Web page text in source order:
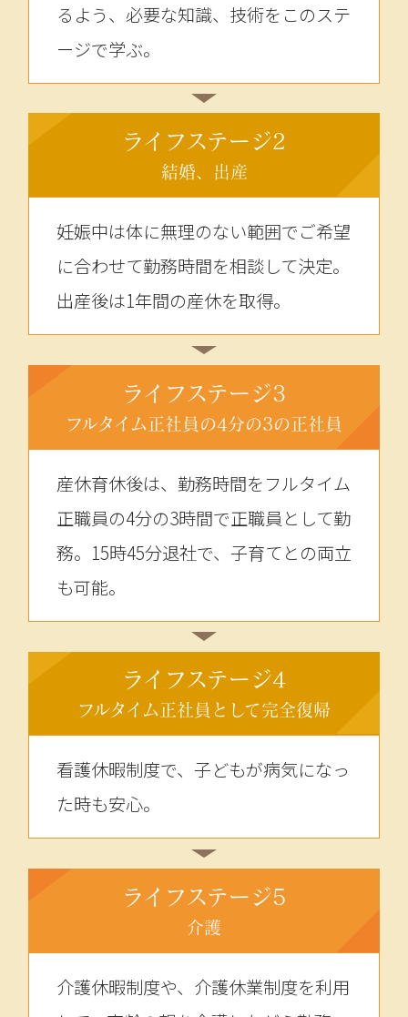
るよう、必要な知識、技術をこのステ
ージで学ぶ。
ライフステージ2
結婚、出産
妊娠中は体に無理のない範囲でご希望
に合わせて勤務時間を相談して決定。
出産後は1年間の産休を取得。
ライフステージ3
フルタイム正社員の4分の3の正社員
産休育休後は、勤務時間をフルタイム
正職員の4分の3時間で正職員として勤
務。15時45分退社で、子育てとの両立
も可能。
ライフステージ4
フルタイム正社員として完全復帰
看護休暇制度で、子どもが病気になっ
た時も安心。
ライフステージ5
介護
介護休暇制度や、介護休業制度を利用